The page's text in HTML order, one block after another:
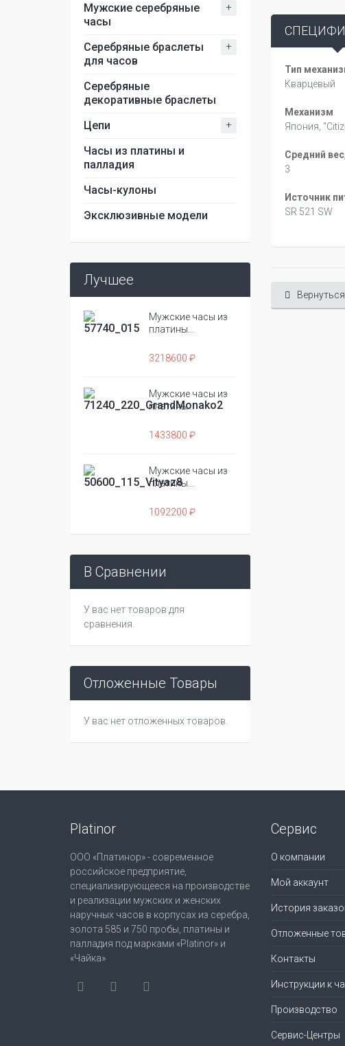
Мужские серебряные
часы
+
Серебряные браслеты
для часов
+
Серебряные
декоративные браслеты
Цепи
+
Часы из платины и
палладия
Часы-кулоны
Эксклюзивные модели
Лучшее
Мужские часы из
платины...
3218600 ₽
Мужские часы из
платины...
1433800 ₽
Мужские часы из
платины...
1092200 ₽
В Сравнении
У вас нет товаров для
сравнения.
Отложенные Товары
У вас нет отложенных товаров.
Тип
Кварцевый
Механизм
Япония,
Средний
3
Источник
SR 521 SW
Platinor
ООО «Платинор» - современное
российское предприятие,
специализирующееся на производстве
и реализации мужских и женских
наручных часов в корпусах из серебра,
золота 585 и 750 пробы, платины и
палладия под марками «Platinor» и
«Чайка»
Сервис
О компании
Мой аккаунт
История
Отложенные
Контакты
Инструкции к
Производство
Сервис-Центры